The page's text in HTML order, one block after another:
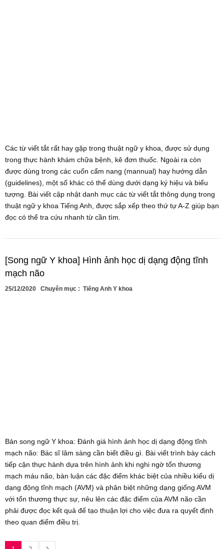
Các từ viết tắt rất hay gặp trong thuật ngữ y khoa, được sử dụng
trong thực hành khám chữa bệnh, kê đơn thuốc. Ngoài ra còn
được dùng trong các cuốn cẩm nang (mannual) hay hướng dẫn
(guidelines), một số khác có thể dùng dưới dạng ký hiệu và biểu
tượng. Bài viết cập nhật danh mục các từ viết tắt thông dụng trong
thuật ngữ y khoa Tiếng Anh, được sắp xếp theo thứ tự A-Z giúp bạn
đọc có thể tra cứu nhanh từ cần tìm.
[Song ngữ Y khoa] Hình ảnh học dị dạng động tĩnh
mạch não
25/12/2020 Chuyên mục : Tiếng Anh Y khoa
Bản song ngữ Y khoa: Đánh giá hình ảnh học dị dạng động tĩnh
mạch não: Bác sĩ lâm sàng cần biết điều gì. Bài viết trình bày cách
tiếp cận thực hành dựa trên hình ảnh khi nghi ngờ tổn thương
mạch máu não, bàn luận các đặc điểm khác biệt của nhiều kiểu dị
dạng động tĩnh mạch (AVM) và phân biệt những dạng giống AVM
với tổn thương thực sự, nêu lên các đặc điểm của AVM não cần
phải được đọc kết quả để tạo thuận lợi cho việc đưa ra quyết định
theo quan điểm điều trị.